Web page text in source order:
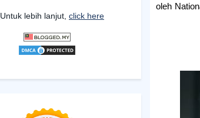
oleh
Untuk lebih lanjut, click here →